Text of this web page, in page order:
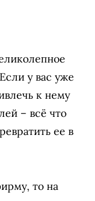
у вас уже
к нему
– всё что
ее в
то на